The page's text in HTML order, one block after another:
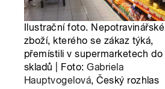
Ilustrační foto. Nepotravinářské
zboží, kterého se zákaz týká,
přemístili v supermarketech do
skladů | Foto:Gabriela
Hauptvogelová, Český rozhlas